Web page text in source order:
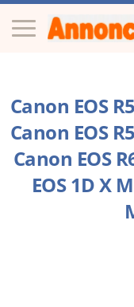
Canon EOS
Canon EOS
Canon EOS
EOS 1D X